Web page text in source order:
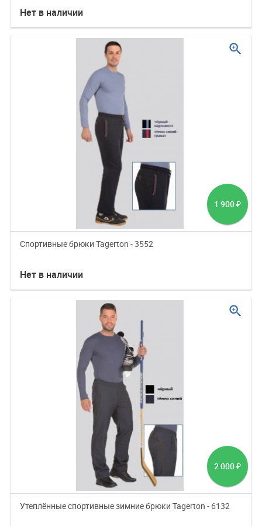
Нет в наличии
1 900 ₽
Спортивные брюки Tagerton - 3552
Нет в наличии
zoom_in
2 000 ₽
Утеплённые спортивные зимние брюки Tagerton - 6132
zoom_in